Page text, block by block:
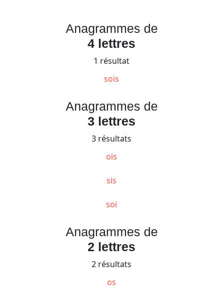
Anagrammes de
4 lettres
1 résultat
sois
Anagrammes de
3 lettres
3 résultats
ois
sis
soi
Anagrammes de
2 lettres
2 résultats
os